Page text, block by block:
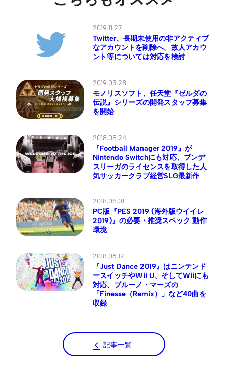
2019.11.27
Twitter、長期未使用の非アクティブ
なアカウントを削除へ。故人アカウ
ント等については対応を検討
2019.03.28
モノリスソフト、任天堂『ゼルダの
伝説』シリーズの開発スタッフ募集
を開始
2018.08.24
『Football Manager 2019』が
Nintendo Switchにも対応、ブンデ
スリーガのライセンスを取得した人
気サッカークラブ経営SLG最新作
2018.08.01
PC版『PES 2019 (海外版ウイイレ
2019)』の必要・推奨スペック 動作
環境
2018.06.12
『Just Dance 2019』はニンテンド
ースイッチやWii U、そしてWiiにも
対応、ブルーノ・マーズの
「Finesse（Remix）」など40曲を
収録
記事一覧